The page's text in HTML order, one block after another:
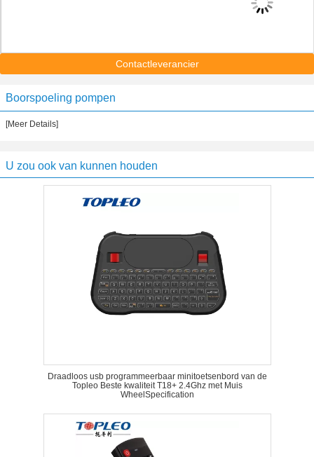
Contactleverancier
Boorspoeling pompen
[Meer Details]
U zou ook van kunnen houden
Draadloos usb programmeerbaar minitoetsenbord van de
Topleo Beste kwaliteit T18+ 2.4Ghz met Muis
WheelSpecification